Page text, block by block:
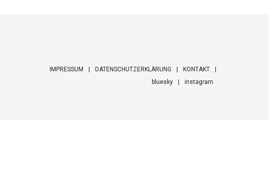
IMPRESSUM DATENSCHUTZERKLÄRUNG
KONTAKT
bluesky
instagram